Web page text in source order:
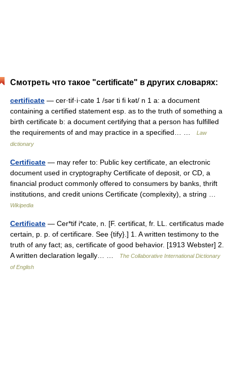
Смотреть что такое "certificate" в других словарях:
certificate — cer·tif·i·cate 1 /sər ti fi kət/ n 1 a: a document
containing a certified statement esp. as to the truth of something a
birth certificate b: a document certifying that a person has fulfilled
the requirements of and may practice in a specified… …
Law
dictionary
Certificate — may refer to: Public key certificate, an electronic
document used in cryptography Certificate of deposit, or CD, a
financial product commonly offered to consumers by banks, thrift
institutions, and credit unions Certificate (complexity), a string …
Wikipedia
Certificate — Cer*tif i*cate, n. [F. certificat, fr. LL. certificatus made
certain, p. p. of certificare. See {tify}.] 1. A written testimony to the
truth of any fact; as, certificate of good behavior. [1913 Webster] 2.
A written declaration legally… …
The Collaborative International Dictionary
of English